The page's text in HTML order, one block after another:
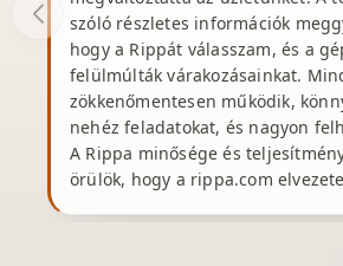
szóló részletes információk
hogy a Rippát válasszam, és a
felülmúlták várakozásainkat.
zökkenőmentesen működik,
nehéz feladatokat, és nagyon
A Rippa minősége és
örülök, hogy a rippa.com